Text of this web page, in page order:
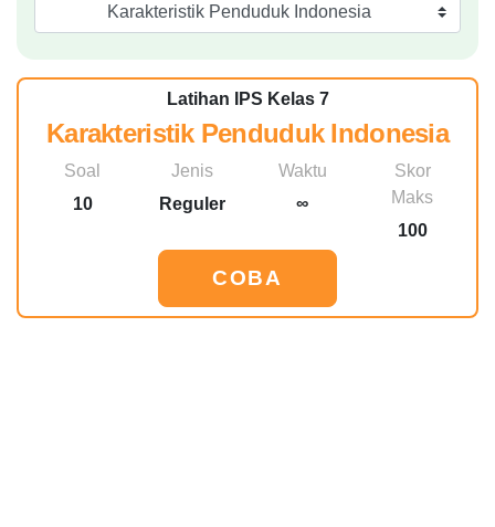
Karakteristik Penduduk Indonesia
Latihan IPS Kelas 7
Karakteristik Penduduk Indonesia
Soal
10
Jenis
Reguler
Waktu
∞
Skor
Maks
100
COBA